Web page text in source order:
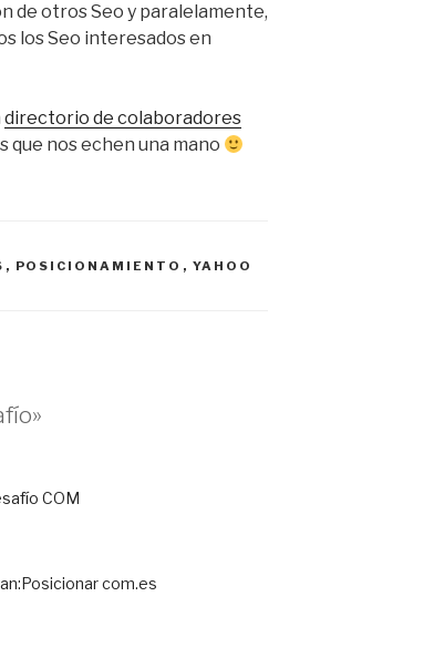
de otros Seo y paralelamente,
los Seo interesados en
directorio de colaboradores
que nos echen una mano
, POSICIONAMIENTO , YAHOO
COM
com.es